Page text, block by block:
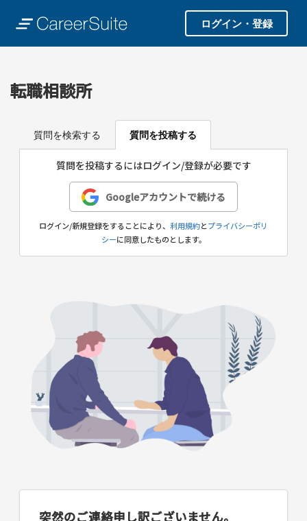
ログイン・登録
転職相談所
質問を検索する 質問を投稿する
質問を投稿するにはログイン/登録が必要です
Googleアカウントで続ける
ログイン/新規登録をすることにより、 利用規約とプライバシーポリ
シーに同意したものとします。
突然のご連絡申し訳ございません。